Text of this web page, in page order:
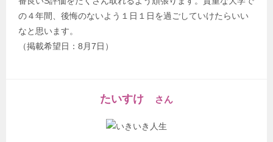
の４年間、後悔のないよう１日１日を過ごしていけたらいい
なと思います。
（掲載希望日：8月7日）
たいすけ さん